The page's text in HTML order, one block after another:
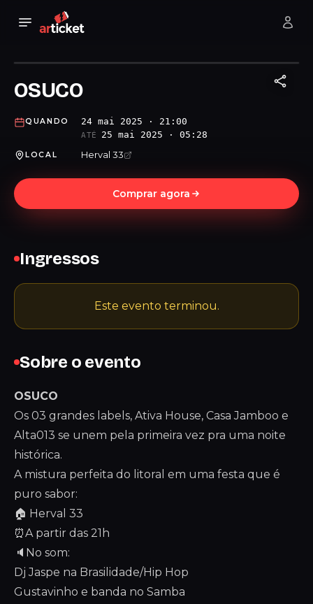
OSUCO
QUANDO 24 mai 2025 · 21:00
ATÉ 25 mai 2025 · 05:28
LOCAL Herval 33
Comprar agora
Sobre o evento
OSUCO
Os 03 grandes labels, Ativa House, Casa Jamboo e
Alta013 se unem pela primeira vez pra uma noite
histórica.
A mistura perfeita do litoral em uma festa que é
puro sabor:
🏠 Herval 33
⏰A partir das 21h
🔈No som:
Dj Jaspe na Brasilidade/Hip Hop
Gustavinho e banda no Samba
Ingressos
Este evento terminou.